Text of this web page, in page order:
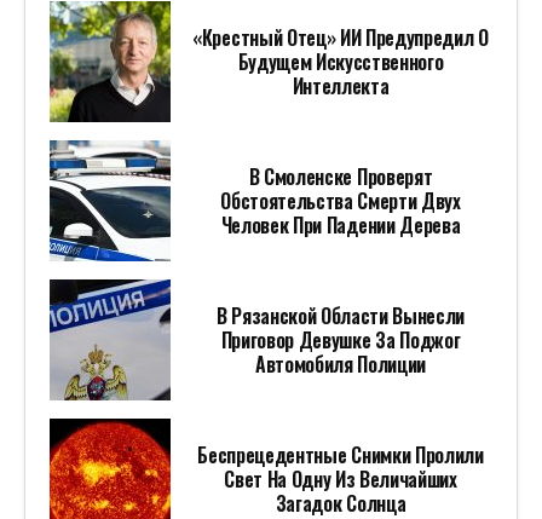
«Крестный Отец» ИИ Предупредил О
Будущем Искусственного
Интеллекта
В Смоленске Проверят
Обстоятельства Смерти Двух
Человек При Падении Дерева
В Рязанской Области Вынесли
Приговор Девушке За Поджог
Автомобиля Полиции
Беспрецедентные Снимки Пролили
Свет На Одну Из Величайших
Загадок Солнца